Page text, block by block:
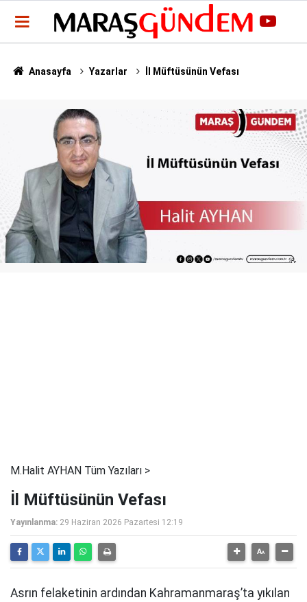
Anasayfa Yazarlar İl Müftüsünün Vefası
M.Halit AYHAN Tüm Yazıları >
İl Müftüsünün Vefası
Yayınlanma: 29 Haziran 2026 Pazartesi 12:19
Asrın felaketinin ardından Kahramanmaraş’ta yıkılan